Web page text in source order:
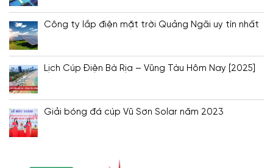
Công ty lắp điện mặt trời Quảng Ngãi uy tín nhất
Lịch Cúp Điện Bà Rịa – Vũng Tàu Hôm Nay [2025]
Giải bóng đá cúp Vũ Sơn Solar năm 2023